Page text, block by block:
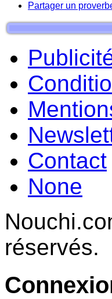
Partager un
Contact
None
réservés.